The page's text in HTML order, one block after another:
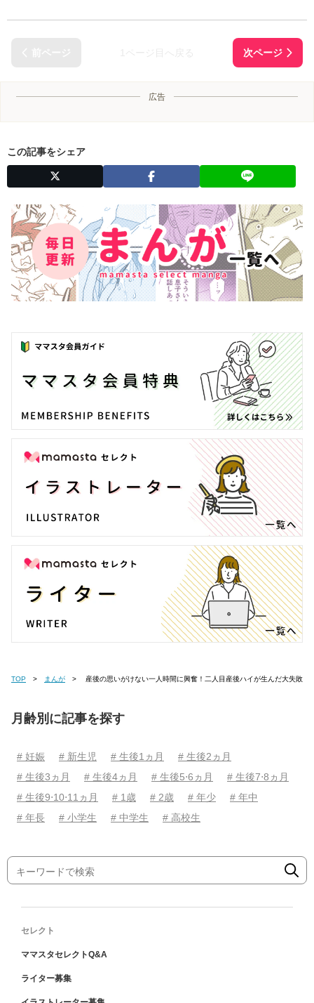
広告
この記事をシェア
TOP まんが 産後の思いがけない一人時間に興奮！二人目産後ハイが生んだ大失敗
月齢別に記事を探す
# 妊娠 # 新生児 # 生後1ヵ月
# 生後2ヵ月
# 生後3ヵ月
# 生後4ヵ月 # 生後5⋅6ヵ月
# 生後7⋅8ヵ月
# 生後9⋅10⋅11ヵ月
# 1歳 # 2歳 # 年少
# 年中
# 年長
# 小学生 # 中学生 # 高校生
セレクト
ママスタセレクトQ&A
ライター募集